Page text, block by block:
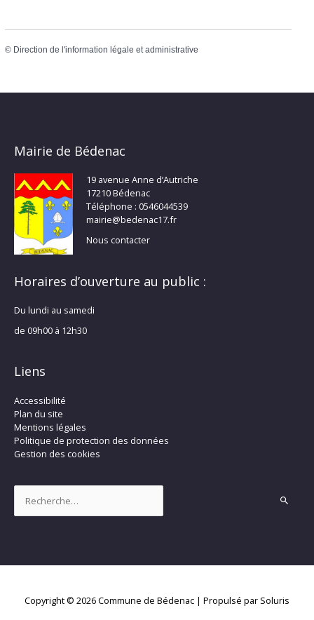
© Direction de l'information légale et administrative
Mairie de Bédenac
19 avenue Anne d’Autriche
17210 Bédenac
Téléphone : 0546044539
mairie@bedenac17.fr
Nous contacter
Horaires d’ouverture au public :
Du lundi au samedi
de 09h00 à 12h30
Liens
Accessibilité
Plan du site
Mentions légales
Politique de protection des données
Gestion des cookies
Copyright © 2026Commune de Bédenac | Propulsé par Soluris